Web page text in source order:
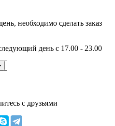
необходимо сделать заказ
день с 17.00 - 23.00
с друзьями